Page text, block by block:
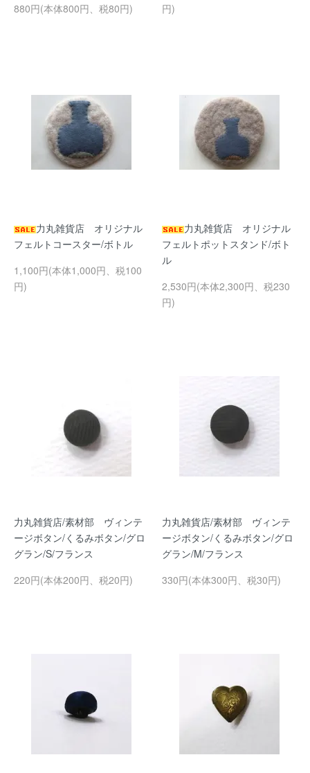
880円(本体800円、税80円)
円)
力丸雑貨店 オリジナル
フェルトコースター/ボトル
1,100円(本体1,000円、税100
円)
力丸雑貨店 オリジナル
フェルトポットスタンド/ボト
ル
2,530円(本体2,300円、税230
円)
力丸雑貨店/素材部 ヴィンテ
ージボタン/くるみボタン/グロ
グラン/S/フランス
220円(本体200円、税20円)
力丸雑貨店/素材部 ヴィンテ
ージボタン/くるみボタン/グロ
グラン/M/フランス
330円(本体300円、税30円)